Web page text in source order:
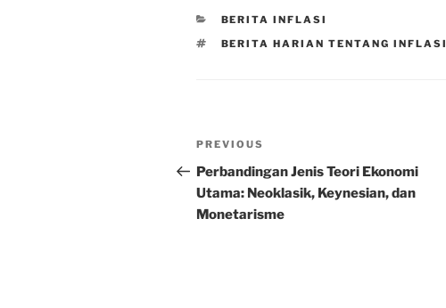
CATEGORIES
BERITA INFLASI
TAGS
BERITA HARIAN TENTANG INFLASI
Post
navigation
Previous
Post
PREVIOUS
Perbandingan Jenis Teori Ekonomi
Utama: Neoklasik, Keynesian, dan
Monetarisme